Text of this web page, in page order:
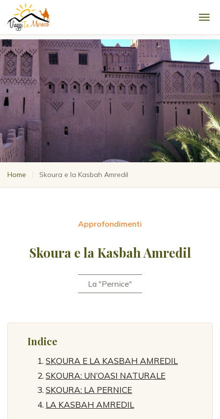
Home | Skoura e la Kasbah Amredil
Approfondimenti
Skoura e la Kasbah Amredil
La "Pernice"
Indice
SKOURA E LA KASBAH AMREDIL
SKOURA: UN’OASI NATURALE
SKOURA: LA PERNICE
LA KASBAH AMREDIL